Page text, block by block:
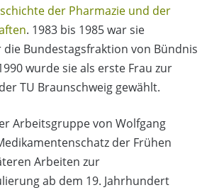
der Pharmazie und der
. 1983 bis 1985 war sie
Bundestagsfraktion von Bündnis
wurde sie als erste Frau zur
TU Braunschweig gewählt.
Arbeitsgruppe von Wolfgang
der Frühen
Arbeiten zur
ab dem 19. Jahrhundert